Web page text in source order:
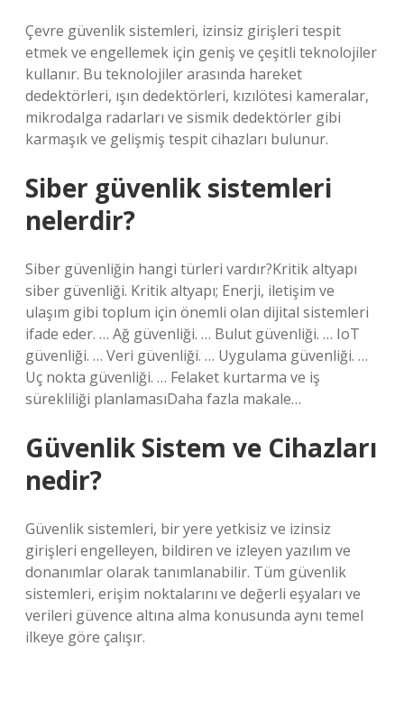
Çevre güvenlik sistemleri, izinsiz girişleri tespit
etmek ve engellemek için geniş ve çeşitli teknolojiler
kullanır. Bu teknolojiler arasında hareket
dedektörleri, ışın dedektörleri, kızılötesi kameralar,
mikrodalga radarları ve sismik dedektörler gibi
karmaşık ve gelişmiş tespit cihazları bulunur.
Siber güvenlik sistemleri
nelerdir?
Siber güvenliğin hangi türleri vardır?Kritik altyapı
siber güvenliği. Kritik altyapı; Enerji, iletişim ve
ulaşım gibi toplum için önemli olan dijital sistemleri
ifade eder. … Ağ güvenliği. … Bulut güvenliği. … IoT
güvenliği. … Veri güvenliği. … Uygulama güvenliği. …
Uç nokta güvenliği. … Felaket kurtarma ve iş
sürekliliği planlamasıDaha fazla makale…
Güvenlik Sistem ve Cihazları
nedir?
Güvenlik sistemleri, bir yere yetkisiz ve izinsiz
girişleri engelleyen, bildiren ve izleyen yazılım ve
donanımlar olarak tanımlanabilir. Tüm güvenlik
sistemleri, erişim noktalarını ve değerli eşyaları ve
verileri güvence altına alma konusunda aynı temel
ilkeye göre çalışır.